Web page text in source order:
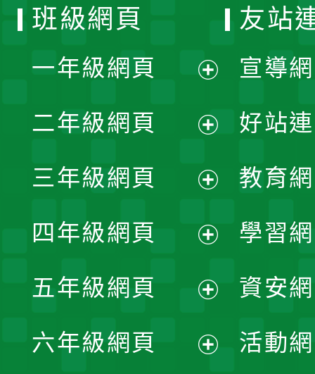
班級網頁
一年級網頁
開
選
單
二年級網頁
開
選
單
三年級網頁
開
選
單
四年級網頁
開
選
五年級網頁
開
六年級網頁
友站
宣導
好站
教育
學習
資安
活動